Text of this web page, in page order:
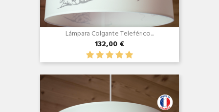
Lámpara Colgante Teleférico...
132,00 €
Vista rápida